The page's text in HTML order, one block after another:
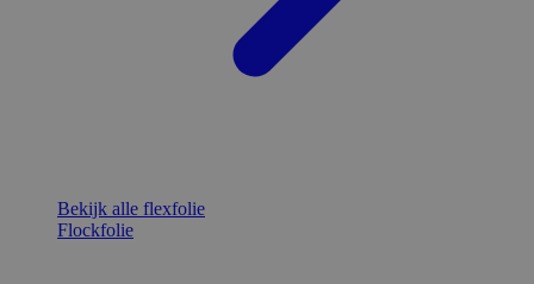
Bekijk alle flexfolie
Flockfolie